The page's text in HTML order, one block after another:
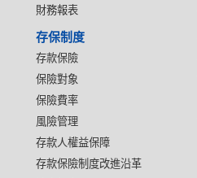
財務報表
存保制度
存款保險
保險對象
保險費率
風險管理
存款人權益保障
存款保險制度改進沿革